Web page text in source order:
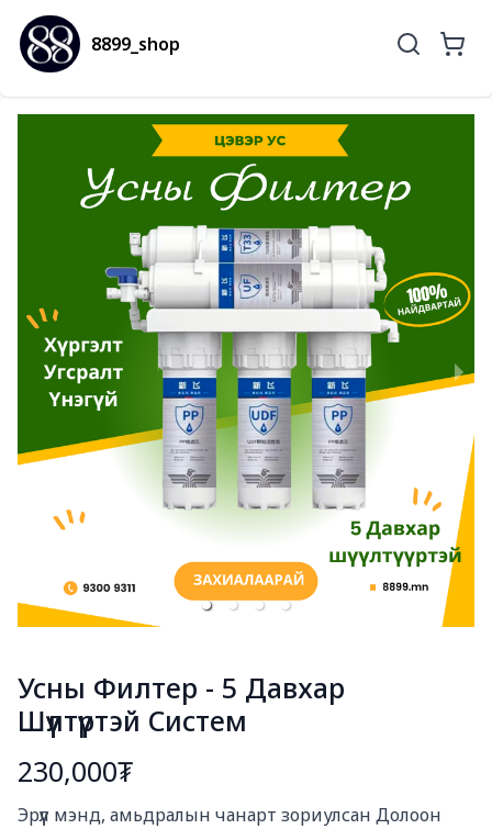
8899_shop
Усны Филтер - 5 Давхар
Шүүлтүүртэй Систем
230,000₮
Эрүүл мэнд, амьдралын чанарт зориулсан Долоон